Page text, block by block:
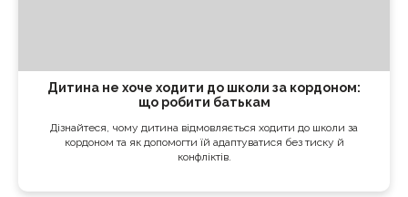
Дитина не хоче ходити до школи за кордоном:
що робити батькам
Дізнайтеся, чому дитина відмовляється ходити до школи за
кордоном та як допомогти їй адаптуватися без тиску й
конфліктів.